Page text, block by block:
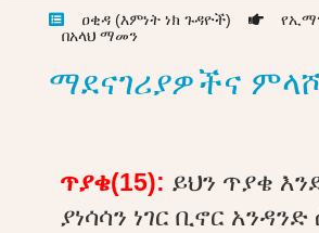
ዐቂዳ (እምነት ነክ ጉዳዮች)
የኢማን
በአላህ ማመን
ማደናገሪያዎችና
ጥያቄ(15): ይህን ጥያቄ
ያነሳሳን ነገር ቢኖር